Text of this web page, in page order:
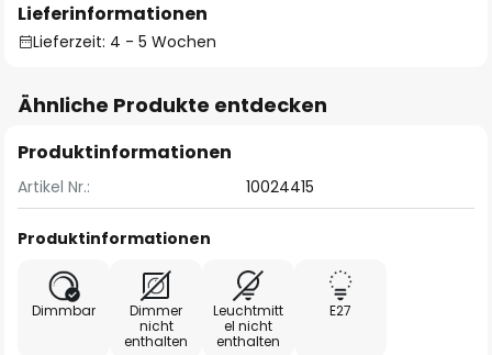
Lieferinformationen
Lieferzeit: 4 - 5 Wochen
Ähnliche Produkte entdecken
Produktinformationen
Artikel Nr.: 10024415
Produktinformationen
Dimmbar
Dimmer
nicht
enthalten
Leuchtmitt
el nicht
enthalten
E27